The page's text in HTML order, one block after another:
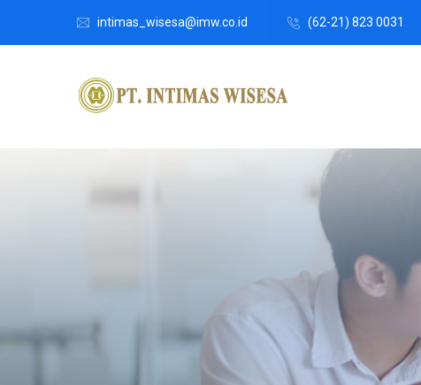
intimas_wisesa@imw.co.id (62-21) 823 0031